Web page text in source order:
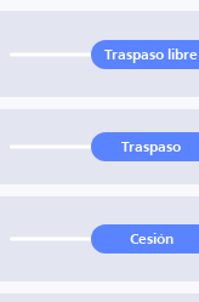
Traspaso libre
Traspaso
Cesión